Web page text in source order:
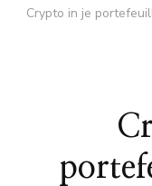
Crypto in je